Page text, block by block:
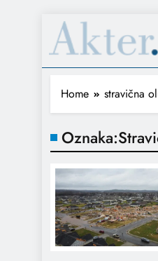
Home stravična
Oznaka: